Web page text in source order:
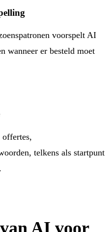
voorspelt AI
wanneer er besteld moet
telkens als startpunt
AI voor